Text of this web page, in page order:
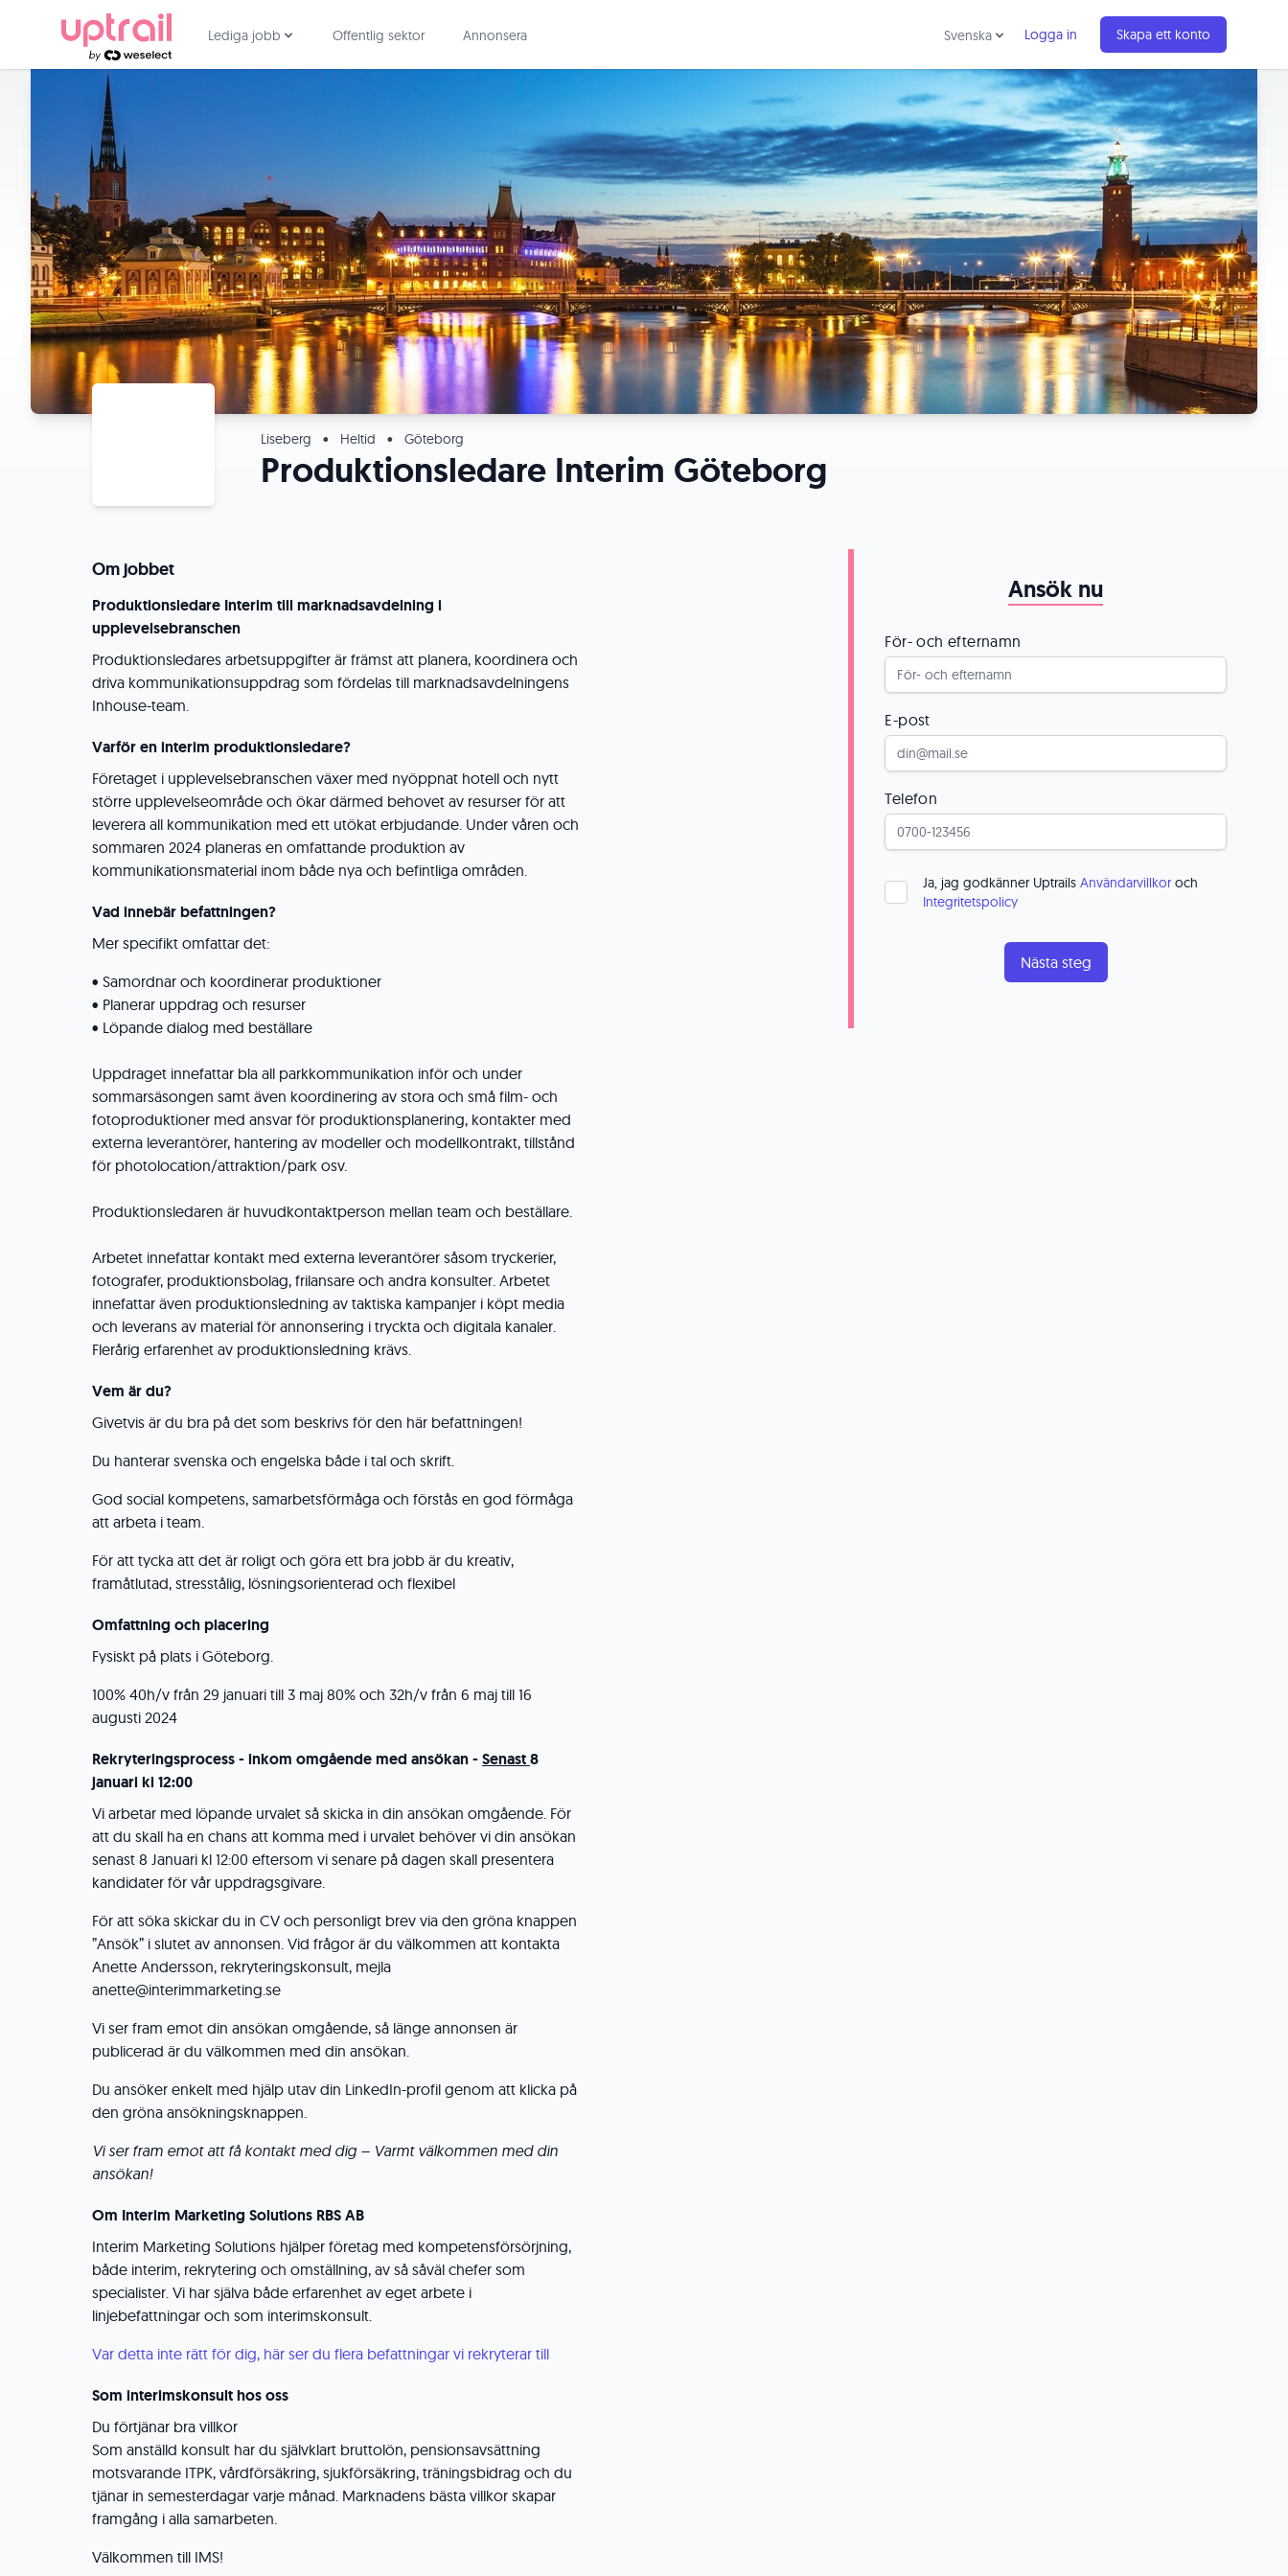
Lediga jobb Offentlig sektor Annonsera Svenska Logga in Skapa ett konto
Liseberg • Heltid • Göteborg
Produktionsledare Interim Göteborg
Om jobbet
Produktionsledare Interim till marknadsavdelning i
upplevelsebranschen
Produktionsledares arbetsuppgifter är främst att planera, koordinera och
driva kommunikationsuppdrag som fördelas till marknadsavdelningens
Inhouse-team.
Varför en interim produktionsledare?
Företaget i upplevelsebranschen växer med nyöppnat hotell och nytt
större upplevelseområde och ökar därmed behovet av resurser för att
leverera all kommunikation med ett utökat erbjudande. Under våren och
sommaren 2024 planeras en omfattande produktion av
kommunikationsmaterial inom både nya och befintliga områden.
Vad innebär befattningen?
Mer specifikt omfattar det:
• Samordnar och koordinerar produktioner
• Planerar uppdrag och resurser
• Löpande dialog med beställare
Uppdraget innefattar bla all parkkommunikation inför och under
sommarsäsongen samt även koordinering av stora och små film- och
fotoproduktioner med ansvar för produktionsplanering, kontakter med
externa leverantörer, hantering av modeller och modellkontrakt, tillstånd
för photolocation/attraktion/park osv.
Produktionsledaren är huvudkontaktperson mellan team och beställare.
Arbetet innefattar kontakt med externa leverantörer såsom tryckerier,
fotografer, produktionsbolag, frilansare och andra konsulter. Arbetet
innefattar även produktionsledning av taktiska kampanjer i köpt media
och leverans av material för annonsering i tryckta och digitala kanaler.
Flerårig erfarenhet av produktionsledning krävs.
Vem är du?
Givetvis är du bra på det som beskrivs för den här befattningen!
Du hanterar svenska och engelska både i tal och skrift.
God social kompetens, samarbetsförmåga och förstås en god förmåga
att arbeta i team.
För att tycka att det är roligt och göra ett bra jobb är du kreativ,
framåtlutad, stresstålig, lösningsorienterad och flexibel
Omfattning och placering
Fysiskt på plats i Göteborg.
100% 40h/v från 29 januari till 3 maj 80% och 32h/v från 6 maj till 16
augusti 2024
Rekryteringsprocess - inkom omgående med ansökan -Senast8
januari kl 12:00
Vi arbetar med löpande urvalet så skicka in din ansökan omgående. För
att du skall ha en chans att komma med i urvalet behöver vi din ansökan
senast 8 Januari kl 12:00 eftersom vi senare på dagen skall presentera
kandidater för vår uppdragsgivare.
För att söka skickar du in CV och personligt brev via den gröna knappen
”Ansök” i slutet av annonsen. Vid frågor är du välkommen att kontakta
Anette Andersson, rekryteringskonsult, mejla
anette@interimmarketing.se
Vi ser fram emot din ansökan omgående, så länge annonsen är
publicerad är du välkommen med din ansökan.
Du ansöker enkelt med hjälp utav din LinkedIn-profil genom att klicka på
den gröna ansökningsknappen.
Vi ser fram emot att få kontakt med dig – Varmt välkommen med din
ansökan!
Om Interim Marketing Solutions RBS AB
Interim Marketing Solutions hjälper företag med kompetensförsörjning,
både interim, rekrytering och omställning, av så såväl chefer som
specialister. Vi har själva både erfarenhet av eget arbete i
linjebefattningar och som interimskonsult.
Var detta inte rätt för dig, här ser du flera befattningar vi rekryterar till
Som interimskonsult hos oss
Du förtjänar bra villkor
Som anställd konsult har du självklart bruttolön, pensionsavsättning
motsvarande ITPK, vårdförsäkring, sjukförsäkring, träningsbidrag och du
tjänar in semesterdagar varje månad. Marknadens bästa villkor skapar
framgång i alla samarbeten.
Välkommen till IMS!
Ansök nu
För- och efternamn
E-post
Telefon
Ja, jag godkänner UptrailsAnvändarvillkoroch
Integritetspolicy